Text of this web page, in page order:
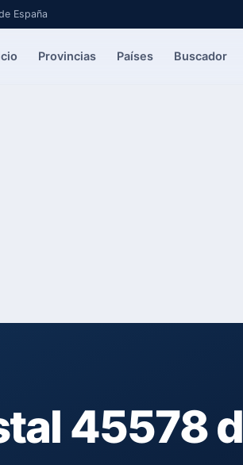
España
Provincias Países Buscador
45578